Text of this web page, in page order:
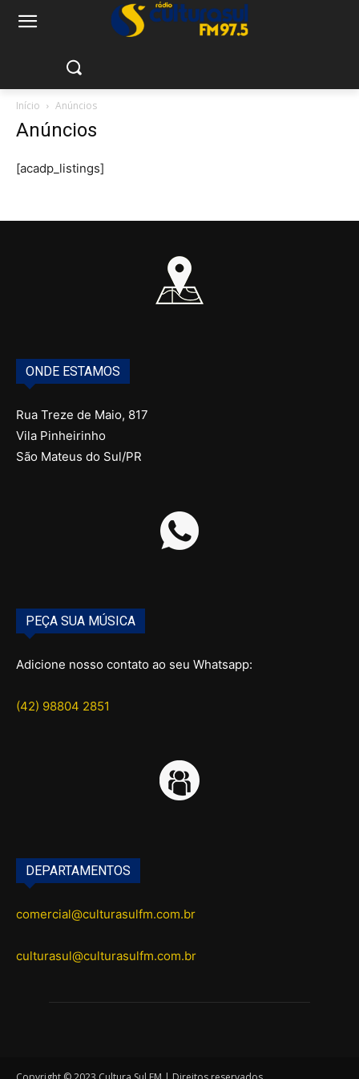
Início Anúncios
Anúncios
[acadp_listings]
ONDE ESTAMOS
Rua Treze de Maio, 817
Vila Pinheirinho
São Mateus do Sul/PR
PEÇA SUA MÚSICA
Adicione nosso contato ao seu Whatsapp:
(42) 98804 2851
DEPARTAMENTOS
comercial@culturasulfm.com.br
culturasul@culturasulfm.com.br